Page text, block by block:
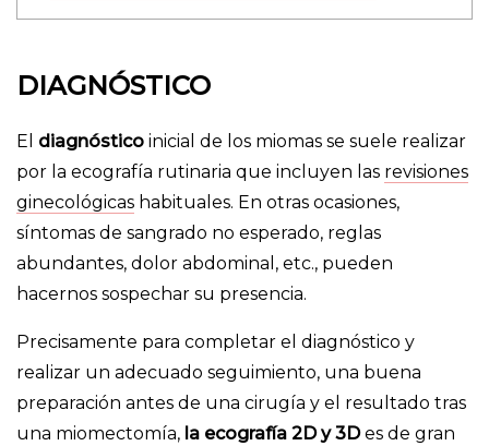
DIAGNÓSTICO
El diagnóstico inicial de los miomas se suele realizar
por la ecografía rutinaria que incluyen las revisiones
ginecológicas habituales. En otras ocasiones,
síntomas de sangrado no esperado, reglas
abundantes, dolor abdominal, etc., pueden
hacernos sospechar su presencia.
Precisamente para completar el diagnóstico y
realizar un adecuado seguimiento, una buena
preparación antes de una cirugía y el resultado tras
una miomectomía, la ecografía 2D y 3Des de gran